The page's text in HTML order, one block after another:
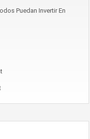
Puedan Invertir En